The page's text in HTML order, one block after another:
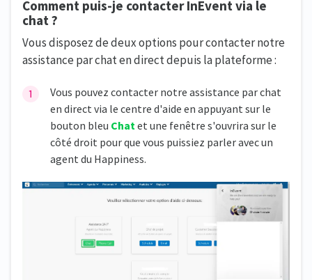
Comment puis-je contacter InEvent via le
chat ?
Vous disposez de deux options pour contacter notre
assistance par chat en direct depuis la plateforme :
Vous pouvez contacter notre assistance par chat
en direct via le centre d'aide en appuyant sur le
bouton bleu Chatet une fenêtre s'ouvrira sur le
côté droit pour que vous puissiez parler avec un
agent du Happiness.